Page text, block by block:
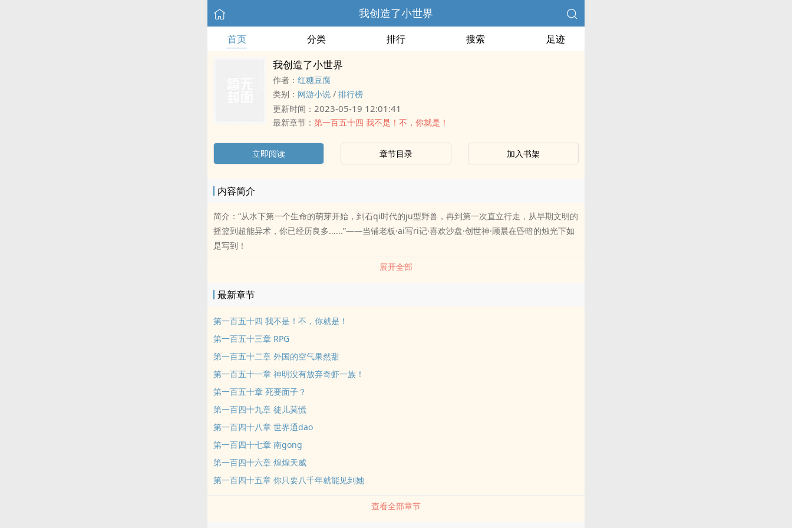
我创造了小世界
首页 分类 排行 搜索 足迹
我创造了小世界
作者： 红糖豆腐
类别： 网游小说 / 排行榜
更新时间： 2023-05-19 12:01:41
最新章节： 第一百五十四 我不是！不，你就是！
立即阅读 章节目录 加入书架
内容简介
简介：“从水下第一个生命的萌芽开始，到石qi时代的ju型野兽，再到第一次直立行走，从早期文明的
摇篮到超能异术，你已经历良多......”——当铺老板·ai写ri记·喜欢沙盘·创世神·顾晨在昏暗的烛光下如
是写到！
展开全部
最新章节
第一百五十四 我不是！不，你就是！
第一百五十三章 RPG
第一百五十二章 外国的空气果然甜
第一百五十一章 神明没有放弃奇虾一族！
第一百五十章 死要面子？
第一百四十九章 徒儿莫慌
第一百四十八章 世界通dao
第一百四十七章 南gong
第一百四十六章 煌煌天威
第一百四十五章 你只要八千年就能见到她
查看全部章节